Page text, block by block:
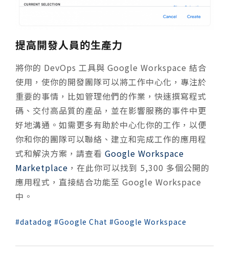
提高開發人員的生產力
將你的 DevOps 工具與 Google Workspace 結合
使用，使你的開發團隊可以將工作中心化，專注於
重要的事情，比如管理他們的作業，快速撰寫程式
碼、交付高品質的產品，並在影響服務的事件中更
好地溝通。如需更多有助於中心化你的工作，以便
你和你的團隊可以聯絡、建立和完成工作的應用程
式和解決方案，請查看 Google Workspace
Marketplace ，在此你可以找到 5,300 多個公開的
應用程式，直接結合功能至 Google Workspace
中。
datadog Google Chat Google Workspace